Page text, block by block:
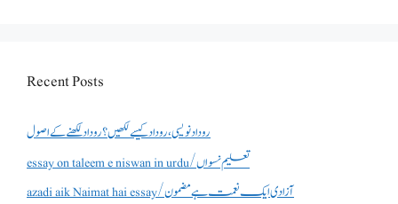
Recent Posts
روداد نویسی ،روداد کیسے لکھیں؟ روداد لکھنے کے اصول
essay on taleem e niswan in urdu/تعلیم نسواں
azadi aik Naimat hai essay/آزادی ایک نعمت ہے مضمون